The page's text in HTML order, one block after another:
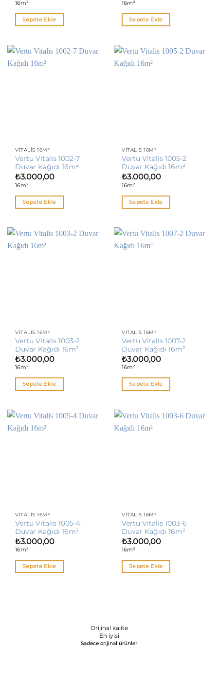
16m²
Sepete Ekle
16m²
Sepete Ekle
VITALIS 16M²
Vertu Vitalis 1002-7
Duvar Kağıdı 16m²
₺3.000,00
16m²
Sepete Ekle
VITALIS 16M²
Vertu Vitalis 1005-2
Duvar Kağıdı 16m²
₺3.000,00
16m²
Sepete Ekle
VITALIS 16M²
Vertu Vitalis 1003-2
Duvar Kağıdı 16m²
₺3.000,00
16m²
Sepete Ekle
VITALIS 16M²
Vertu Vitalis 1007-2
Duvar Kağıdı 16m²
₺3.000,00
16m²
Sepete Ekle
VITALIS 16M²
Vertu Vitalis 1005-4
Duvar Kağıdı 16m²
₺3.000,00
16m²
Sepete Ekle
VITALIS 16M²
Vertu Vitalis 1003-6
Duvar Kağıdı 16m²
₺3.000,00
16m²
Sepete Ekle
Orijinal kalite
En iyisi
Sadece orijinal ürünler